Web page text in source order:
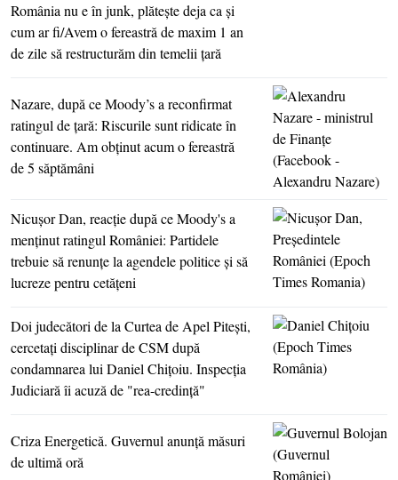
România nu e în junk, plăteşte deja ca şi
cum ar fi/Avem o fereastră de maxim 1 an
de zile să restructurăm din temelii ţară
Nazare, după ce Moody’s a reconfirmat
ratingul de ţară: Riscurile sunt ridicate în
continuare. Am obţinut acum o fereastră
de 5 săptămâni
Nicuşor Dan, reacţie după ce Moody's a
menţinut ratingul României: Partidele
trebuie să renunţe la agendele politice şi să
lucreze pentru cetăţeni
Doi judecători de la Curtea de Apel Piteşti,
cercetaţi disciplinar de CSM după
condamnarea lui Daniel Chiţoiu. Inspecţia
Judiciară îi acuză de "rea-credinţă"
Criza Energetică. Guvernul anunţă măsuri
de ultimă oră